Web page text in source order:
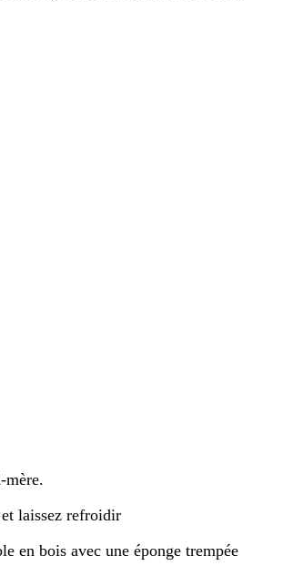
mère.
laissez refroidir
en bois avec une éponge trempée